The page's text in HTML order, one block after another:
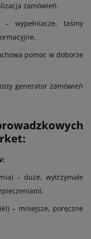
zamówień.
– wypełniacze, taśmy
pomoc w doborze
generator zamówień
– duże, wytrzymałe
– mniejsze, poręczne